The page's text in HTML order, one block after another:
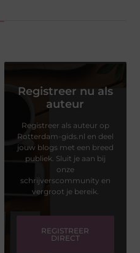
Registreer nu als
auteur
Registreer als auteur op
Rotterdam-gids.nl en deel
jouw blogs met een breed
publiek. Sluit je aan bij
onze
schrijverscommunity en
vergroot je bereik.
REGISTREER
DIRECT